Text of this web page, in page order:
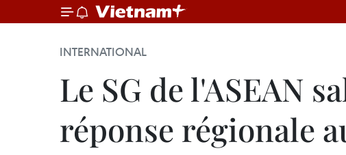
INTERNATIONAL
Le SG de l'ASEAN
réponse régionale